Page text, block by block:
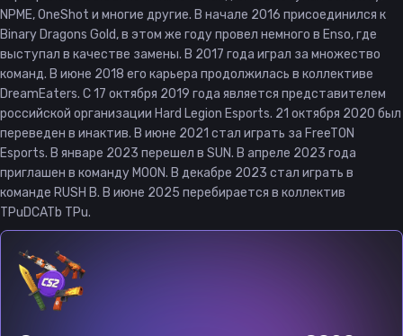
NPME, OneShot и многие другие. В начале 2016 присоединился к
Binary Dragons Gold, в этом же году провел немного в Enso, где
выступал в качестве замены. В 2017 года играл за множество
команд. В июне 2018 его карьера продолжилась в коллективе
DreamEaters. С 17 октября 2019 года является представителем
российской организации Hard Legion Esports. 21 октября 2020 был
переведен в инактив. В июне 2021 стал играть за FreeTON
Esports. В январе 2023 перешел в SUN. В апреле 2023 года
приглашен в команду MOON. В декабре 2023 стал играть в
команде RUSH B. В июне 2025 перебирается в коллектив
TPuDCATb TPu.